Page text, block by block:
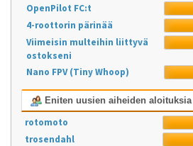
OpenPilot FC:t
4-roottorin pärinää
Viimeisin multeihin liittyvä
ostokseni
Nano FPV (Tiny Whoop)
Eniten uusien aiheiden aloituksia
rotomoto
trosendahl